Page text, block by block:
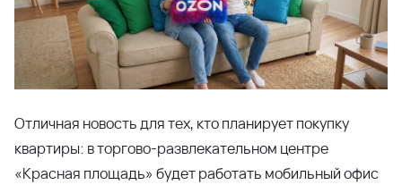
Отличная новость для тех, кто планирует покупку
квартиры: в торгово‑развлекательном центре
«Красная площадь» будет работать мобильный офис